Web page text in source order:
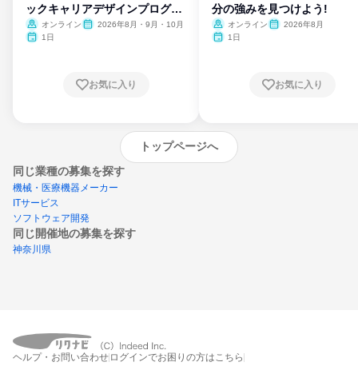
ックキャリアデザインプログラ
ム
オンライン
2026年8月・9月・10月
1日
お気に入り
分の強みを見つけよう!
オンライン
2026年8月
1日
お気に入り
トップページへ
同じ業種の募集を探す
機械・医療機器メーカー
ITサービス
ソフトウェア開発
同じ開催地の募集を探す
神奈川県
エントリーするとプログラムの詳細案内を
受け取れるようになります
ヘルプ・お問い合わせ ログインでお困りの方はこちら